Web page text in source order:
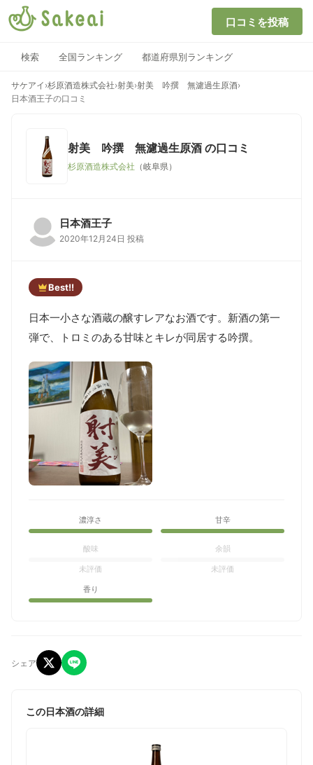
口コミを投稿
検索 全国ランキング 都道府県別ランキング
サケアイ ›杉原酒造株式会社›射美›射美 吟撰 無濾過生原酒›
日本酒王子の口コミ
射美 吟撰 無濾過生原酒 の口コミ
杉原酒造株式会社 （岐阜県）
日本酒王子
2020年12月24日 投稿
Best!!
日本一小さな酒蔵の醸すレアなお酒です。新酒の第一
弾で、トロミのある甘味とキレが同居する吟撰。
濃淳さ 甘辛
酸味
未評価
余韻
未評価
香り
シェア
この日本酒の詳細